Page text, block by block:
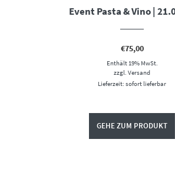
Event Pasta & Vino |
€75,00
Enthält 19% MwSt.
zzgl.Versand
Lieferzeit: sofort lieferbar
GEHE ZUM PRODUKT